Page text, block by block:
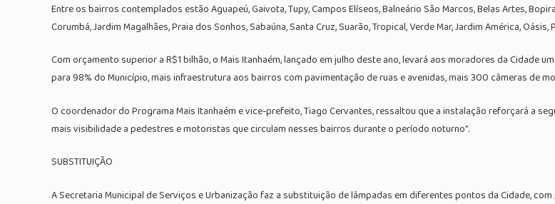
Entre os bairros contemplados estão Aguapeú, Gaivota, Tupy, Campos Elíseos, Balneário São Marcos, Belas Artes,
Corumbá, Jardim Magalhães, Praia dos Sonhos, Sabaúna, Santa Cruz, Suarão, Tropical, Verde Mar, Jardim América,
Com orçamento superior a R$1 bilhão, o Mais Itanhaém, lançado em julho deste ano, levará aos moradores da Cidade
para 98% do Município, mais infraestrutura aos bairros com pavimentação de ruas e avenidas, mais 300 câmeras de
O coordenador do Programa Mais Itanhaém e vice-prefeito, Tiago Cervantes, ressaltou que a instalação reforçará a
mais visibilidade a pedestres e motoristas que circulam nesses bairros durante o período noturno”.
SUBSTITUIÇÃO
A Secretaria Municipal de Serviços e Urbanização faz a substituição de lâmpadas em diferentes pontos da Cidade,